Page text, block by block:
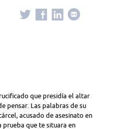
que presidía el altar
pensar. Las palabras de su
acusado de asesinato en
que te situara en